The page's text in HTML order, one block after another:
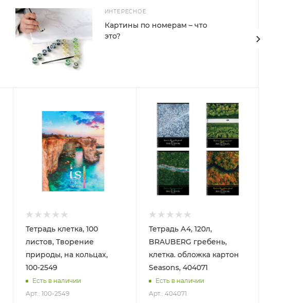
ИНТЕРЕСНОЕ
Картины по номерам – что
это?
Тетрадь клетка, 100
листов, Творение
природы, на кольцах,
100-2549
Есть в наличии
Арт.: 100-2549
Тетрадь А4, 120л,
BRAUBERG гребень,
клетка. обложка картон
Seasons, 404071
Есть в наличии
Арт.: 404071